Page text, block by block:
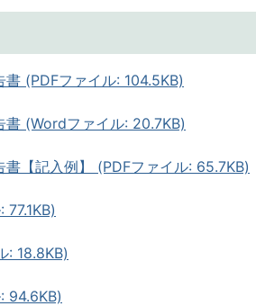
(PDFファイル: 104.5KB)
書 (Wordファイル: 20.7KB)
【記入例】 (PDFファイル: 65.7KB)
77.1KB)
: 18.8KB)
94.6KB)